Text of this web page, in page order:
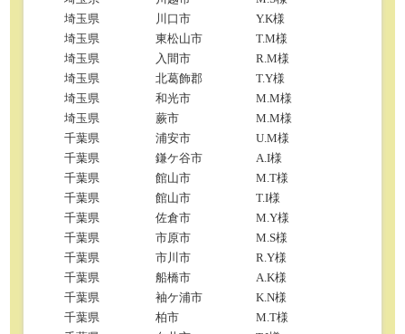
埼玉県
川口市
Y.K様
埼玉県
東松山市
T.M様
埼玉県
入間市
R.M様
埼玉県
北葛飾郡
T.Y様
埼玉県
和光市
M.M様
埼玉県
蕨市
M.M様
千葉県
浦安市
U.M様
千葉県
鎌ケ谷市
A.I様
千葉県
館山市
M.T様
千葉県
館山市
T.I様
千葉県
佐倉市
M.Y様
千葉県
市原市
M.S様
千葉県
市川市
R.Y様
千葉県
船橋市
A.K様
千葉県
袖ケ浦市
K.N様
千葉県
柏市
M.T様